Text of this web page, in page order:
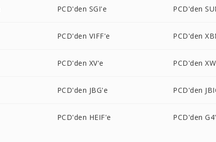
PCD'den SGI'e PCD'den
PCD'den VIFF'e PCD'den
PCD'den XV'e PCD'den
PCD'den JBG'e PCD'den
PCD'den HEIF'e PCD'den